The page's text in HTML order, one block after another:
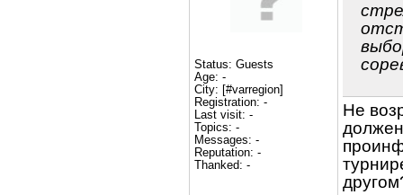
Не
Status: Guests
Age: -
City: [#varregion]
Registration: -
Last visit: -
Topics: -
Messages: -
Reputation: -
Thanked: -